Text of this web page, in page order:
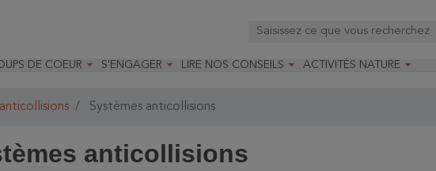
DE COEUR  S'ENGAGER 
Faire un legs
LIRE NOS CONSEILS 
Installer un abreuvoir
ACTIVITÉS NATURE 
Systèmes anticollisions
anticollisions